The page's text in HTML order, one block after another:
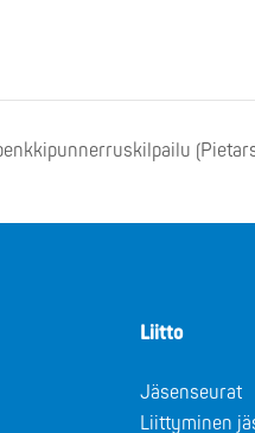
Liitto
Jäsenseurat
Liittyminen